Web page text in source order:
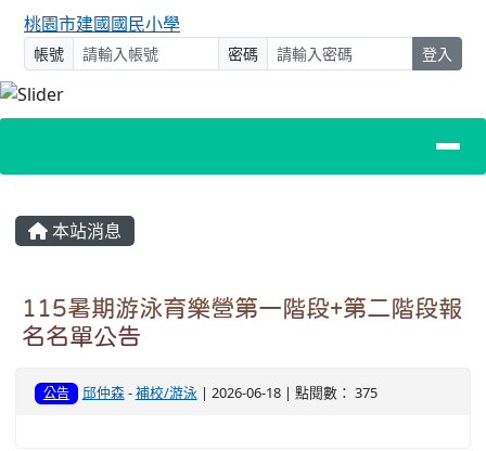
桃園市建國國民小學
帳號 密碼 登入
主內容區域
本站消息
115暑期游泳育樂營第一階段+第二階段報
名名單公告
公告 邱仲森 -補校/游泳 | 2026-06-18 | 點閱數： 375